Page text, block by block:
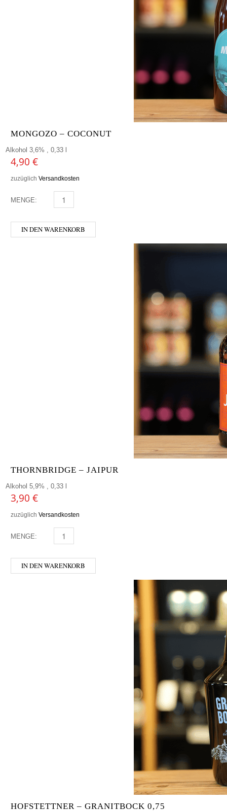
MONGOZO – COCONUT
Alkohol 3,6% , 0,33 l
4,90 €
zuzüglich Versandkosten
MENGE: MONGOZO - COCONUT MENGE
IN DEN WARENKORB
THORNBRIDGE – JAIPUR
Alkohol 5,9% , 0,33 l
3,90 €
zuzüglich Versandkosten
MENGE: THORNBRIDGE - JAIPUR MENGE
IN DEN WARENKORB
HOFSTETTNER – GRANITBOCK 0,75